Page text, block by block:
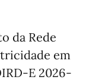
da Rede
em
E 2026-